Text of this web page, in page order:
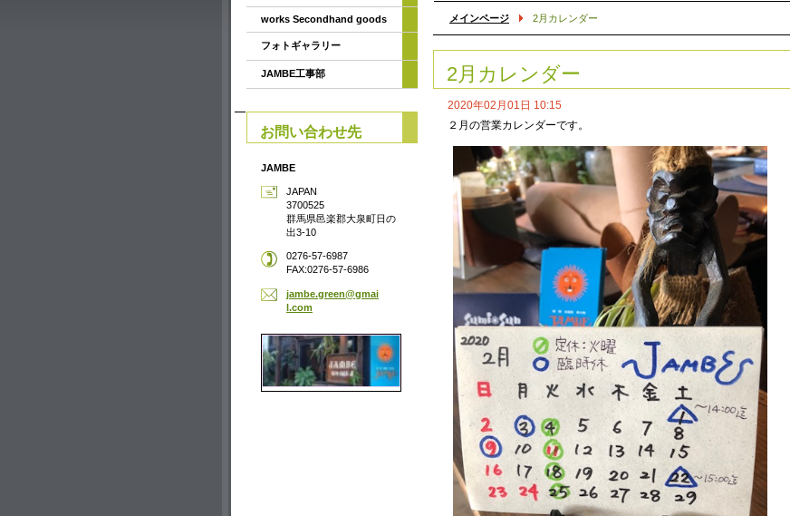
メインページ 2月カレンダー
2月カレンダー
2020年02月01日 10:15
２月の営業カレンダーです。
works Secondhand goods
フォトギャラリー
JAMBE工事部
お問い合わせ先
JAMBE
JAPAN
3700525
群馬県邑楽郡大泉町日の
出3-10
0276-57-6987
FAX:0276-57-6986
jambe.green@gmai
l.com